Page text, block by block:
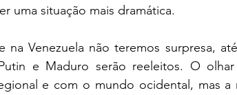
uma situação mais dramática.
na Venezuela não teremos surpresa,
e Maduro serão reeleitos. O
e com o mundo ocidental, mas a